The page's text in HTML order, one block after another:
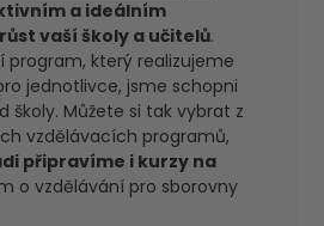
a ideálním
vaší školy a učitelů.
program, který realizujeme
jednotlivce, jsme schopni
školy. Můžete si tak vybrat z
vzdělávacích programů,
připravíme i kurzy na
o vzdělávání pro sborovny